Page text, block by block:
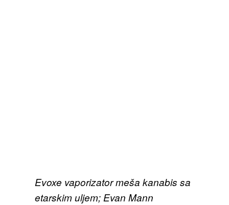
Evoxe vaporizator meša kanabis sa
etarskim uljem; Evan Mann